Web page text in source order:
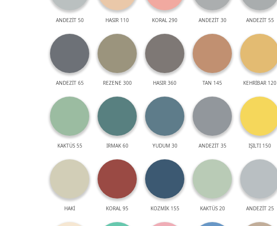
ANDEZİT 50 HASIR 110 KORAL 290 ANDEZİT 30 ANDEZİT 55
ANDEZİT 65 REZENE 300 HASIR 360 TAN 145 KEHRİBAR 120
KAKTÜS 55 IRMAK 60 YUDUM 30 ANDEZİT 35 IŞILTI 150
HAKİ KORAL 95 KOZMİK 155 KAKTÜS 20 ANDEZİT 25